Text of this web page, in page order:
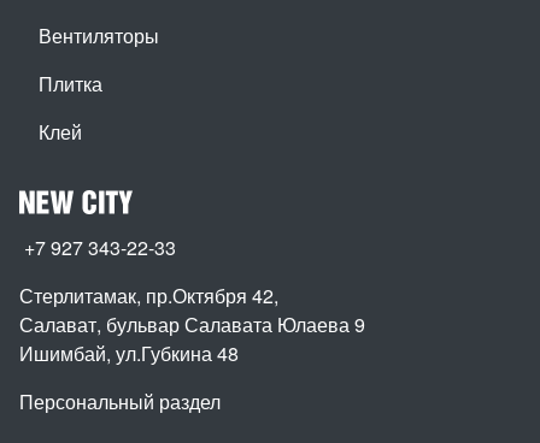
Вентиляторы
Плитка
Клей
+7 927 343-22-33
Стерлитамак, пр.Октября 42,
Салават, бульвар Салавата Юлаева 9
Ишимбай, ул.Губкина 48
Персональный раздел